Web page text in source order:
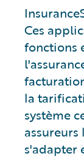
Ces
fonctions
la
système
s'adapter